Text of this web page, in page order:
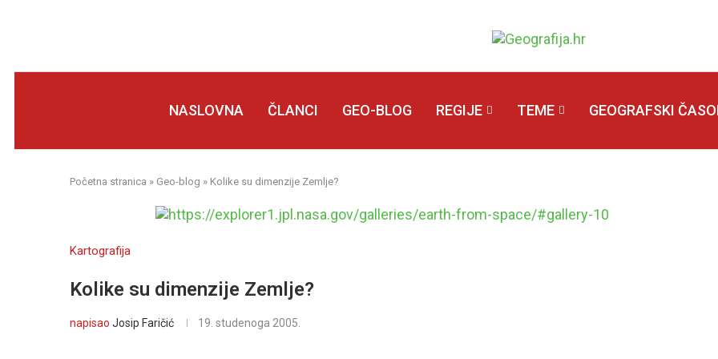
NASLOVNA ČLANCI GEO-BLOG REGIJE TEME GEOGRAFSKI
Početna stranica » Geo-blog » Kolike su dimenzije Zemlje?
Kartografija
Kolike su dimenzije Zemlje?
napisao Josip Faričić 19. studenoga 2005.